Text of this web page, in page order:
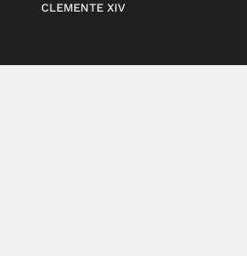
CLEMENTE XIV